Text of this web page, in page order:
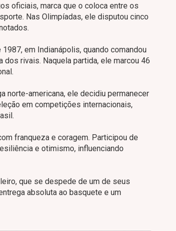
oficiais, marca que o coloca entre os
Nas Olimpíadas, ele disputou cinco
em Indianápolis, quando comandou
rivais. Naquela partida, ele marcou 46
norte-americana, ele decidiu permanecer
em competições internacionais,
franqueza e coragem. Participou de
e otimismo, influenciando
que se despede de um de seus
absoluta ao basquete e um